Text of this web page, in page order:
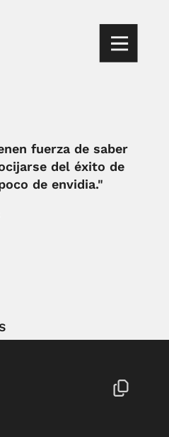
fuerza de saber
del éxito de
de envidia."